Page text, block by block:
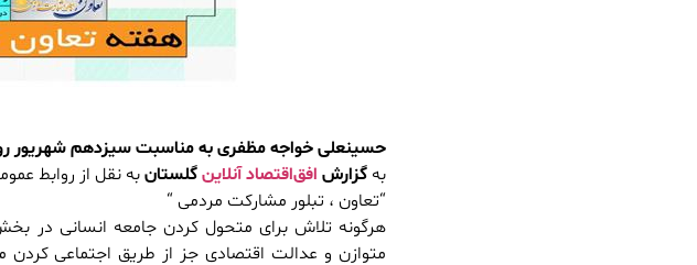
حسینعلی خواجه مظفری به مناسبت سیزدهم شهریور
به گزارش افق‌اقتصاد آنلاینگلستانبه نقل از روابط
“تعاون ، تبلور مشارکت مردمی “
هرگونه تلاش برای متحول کردن جامعه انسانی در
متوازن و عدالت اقتصادی جز از طریق اجتماعی